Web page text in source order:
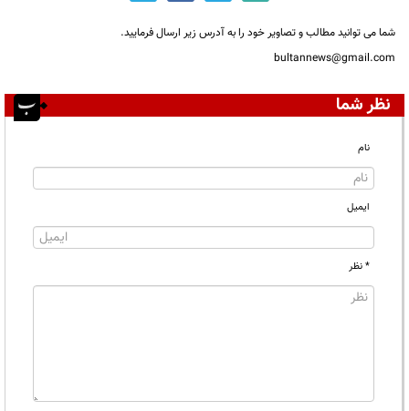
شما می توانید مطالب و تصاویر خود را به آدرس زیر ارسال فرمایید.
bultannews@gmail.com
نظر شما
نام
ایمیل
* نظر